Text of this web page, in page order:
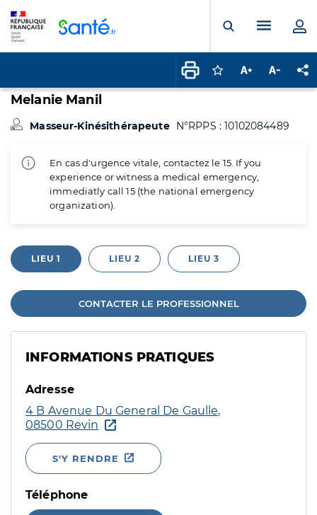
Ouvrir laMenu
Connectez-vous
Augmenter la
Melanie Manil
Masseur-Kinésithérapeute N°RPPS : 10102084489
En cas d'urgence vitale, contactez le 15. If you
experience or witness a medical emergency,
immediatly call 15 (the national emergency
organization).
LIEU 1 LIEU 2 LIEU 3
CONTACTER LE PROFESSIONNEL
INFORMATIONS PRATIQUES
Adresse
4 B Avenue Du General De Gaulle,
08500 Revin
S'Y RENDRE
Téléphone